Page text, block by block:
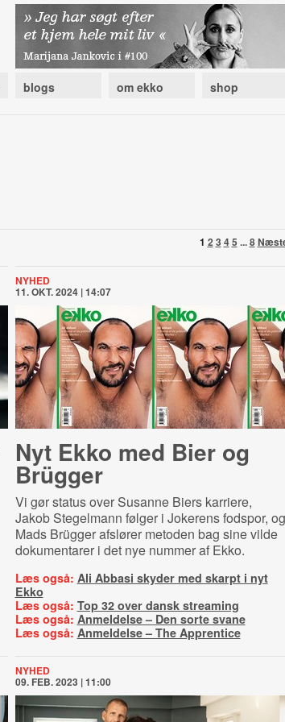
blogs om ekko shop
1 2 3 45 ...8
NYHED
11. OKT. 2024 | 14:07
Nyt Ekko med Bier og
Brügger
Vi gør status over Susanne Biers karriere,
Jakob Stegelmann følger i Jokerens fodspor, og
Mads Brügger afslører metoden bag sine vilde
dokumentarer i det nye nummer af Ekko.
Læs også: Ali Abbasi skyder med skarpt i nyt
Ekko
Læs også: Top 32 over dansk streaming
Læs også: Anmeldelse – Den sorte svane
Læs også: Anmeldelse – The Apprentice
NYHED
09. FEB. 2023 | 11:00